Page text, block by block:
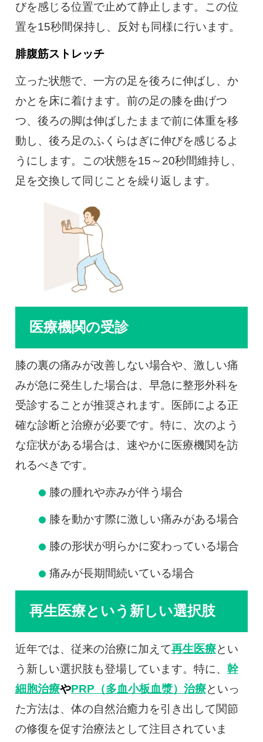
びを感じる位置で止めて静止します。この位
置を15秒間保持し、反対も同様に行います。
腓腹筋ストレッチ
立った状態で、一方の足を後ろに伸ばし、か
かとを床に着けます。前の足の膝を曲げつ
つ、後ろの脚は伸ばしたままで前に体重を移
動し、後ろ足のふくらはぎに伸びを感じるよ
うにします。この状態を15～20秒間維持し、
足を交換して同じことを繰り返します。
医療機関の受診
膝の裏の痛みが改善しない場合や、激しい痛
みが急に発生した場合は、早急に整形外科を
受診することが推奨されます。医師による正
確な診断と治療が必要です。特に、次のよう
な症状がある場合は、速やかに医療機関を訪
れるべきです。
膝の腫れや赤みが伴う場合
膝を動かす際に激しい痛みがある場合
膝の形状が明らかに変わっている場合
痛みが長期間続いている場合
再生医療という新しい選択肢
近年では、従来の治療に加えて再生医療とい
う新しい選択肢も登場しています。特に、 幹
細胞治療やPRP（多血小板血漿）治療といっ
た方法は、体の自然治癒力を引き出して関節
の修復を促す治療法として注目されていま